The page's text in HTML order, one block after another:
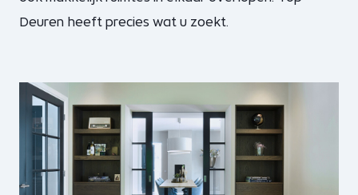
Deuren heeft precies wat u zoekt.